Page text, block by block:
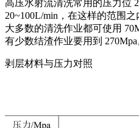
高压水射流清洗常用的压力位
20~100L/min，在这样的范围
大多数的清洗作业都可使用
有少数结渣作业要用到
剥层材料与压力对照